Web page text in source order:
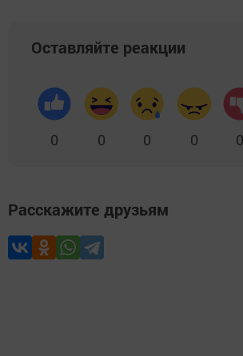
Оставляйте реакции
0 0 0 0 0
Расскажите друзьям